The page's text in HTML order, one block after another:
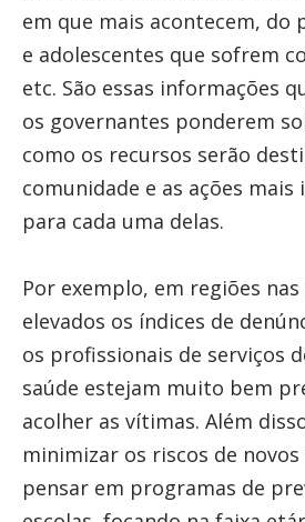
em que mais acontecem, do
e adolescentes que sofrem
etc. São essas informações
os governantes ponderem
como os recursos serão
comunidade e as ações mais
para cada uma delas.
Por exemplo, em regiões
elevados os índices de
os profissionais de serviços
saúde estejam muito bem
acolher as vítimas. Além
minimizar os riscos de
pensar em programas de